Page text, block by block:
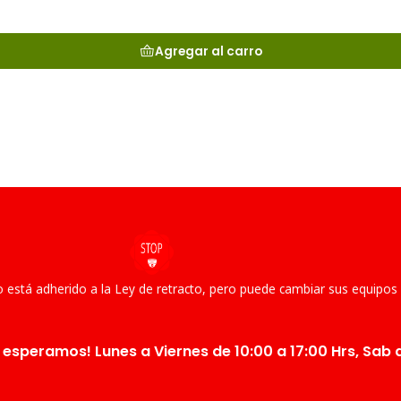
Agregar al carro
está adherido a la Ley de retracto, pero puede cambiar sus
Lunes a Viernes de 10:00 a 17:00 Hrs, Sab